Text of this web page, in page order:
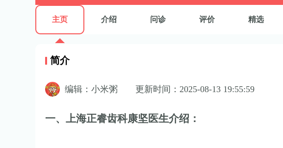
主页 介绍 问诊 评价 精选
简介
编辑：小米粥 更新时间：2025-08-13 19:55:59
一、上海正睿齿科康坚医生介绍：